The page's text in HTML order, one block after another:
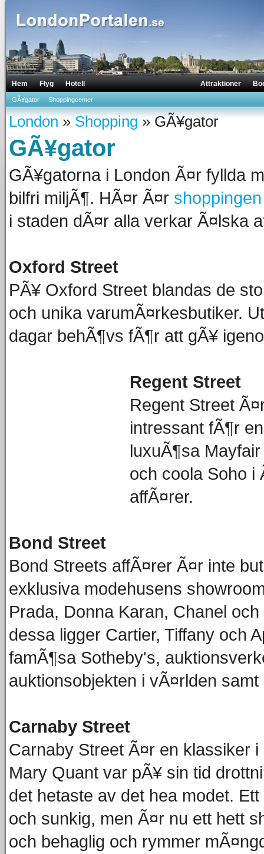
Hem Flyg Hotell Attraktioner
GÃ¥gator Shoppingcenter
London » Shopping » GÃ¥gator
GÃ¥gator
GÃ¥gatorna i London Ã¤r fyllda
bilfri miljÃ¶. HÃ¤r Ã¤r shoppingen
i staden dÃ¤r alla verkar Ã¤lska
Oxford Street
PÃ¥ Oxford Street blandas de
och unika varumÃ¤rkesbutiker.
dagar behÃ¶vs fÃ¶r att gÃ¥
Regent Street
Regent Street
intressant fÃ¶r
luxuÃ¶sa
och coola Soho i
affÃ¤rer.
Bond Street
Bond Streets affÃ¤rer Ã¤r inte
exklusiva modehusens
Prada, Donna Karan, Chanel
dessa ligger Cartier, Tiffany och
famÃ¶sa Sotheby's,
auktionsobjekten i vÃ¤rlden
Carnaby Street
Carnaby Street Ã¤r en klassiker
Mary Quant var pÃ¥ sin tid
det hetaste av det hea modet.
och sunkig, men Ã¤r nu ett hett
och behaglig och rymmer